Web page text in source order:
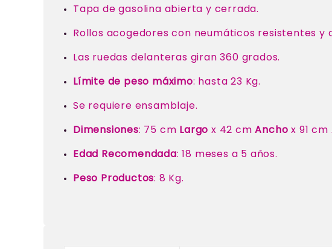
Tapa de gasolina abierta y cerrada.
Rollos acogedores con neumáticos resistentes y
Las ruedas delanteras giran 360 grados.
Límite de peso máximo: hasta 23 Kg.
Se requiere ensamblaje.
Dimensiones: 75 cm Largo x 42 cmAncho x 91 cm
Edad Recomendada: 18 meses a 5 años.
Peso Productos: 8 Kg.